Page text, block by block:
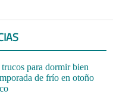
para dormir bien
de frío en otoño